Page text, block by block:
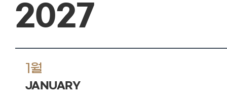
2027
1월
JANUARY